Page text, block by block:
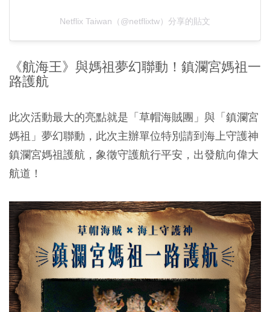
Netflix Taiwan（@netflixtw）分享的貼文
《航海王》與媽祖夢幻聯動！鎮瀾宮媽祖一
路護航
此次活動最大的亮點就是 「草帽海賊團 」 與 「鎮瀾宮
媽祖 」夢幻聯動，此次主辦單位特別請到海上守護神
鎮瀾宮媽祖護航，象徵守護航行平安，出發航向偉大
航道！